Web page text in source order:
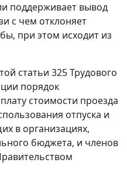
поддерживает вывод
с чем отклоняет
при этом исходит из
статьи 325Трудового
порядок
стоимости проезда
отпуска и
в организациях,
бюджета, и членов